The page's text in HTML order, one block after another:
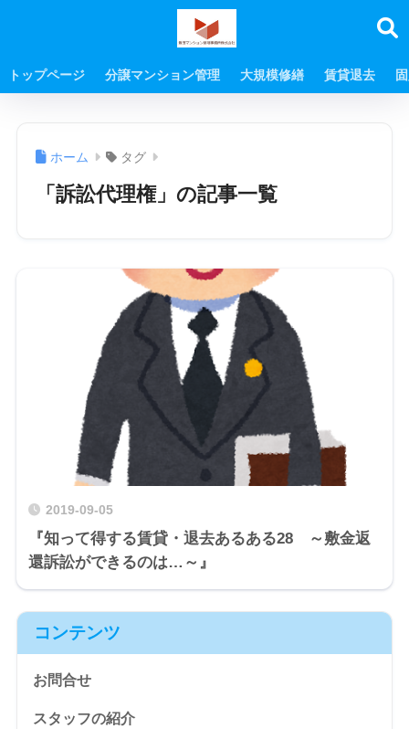
トップページ 分譲マンション管理 大規模修繕 賃貸退去
ホーム タグ
「訴訟代理権」の記事一覧
2019-09-05
『知って得する賃貸・退去あるある28 ～敷金返
還訴訟ができるのは…～』
コンテンツ
お問合せ
スタッフの紹介